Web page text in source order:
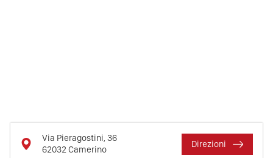
Via Pieragostini, 36
62032Camerino
Direzioni